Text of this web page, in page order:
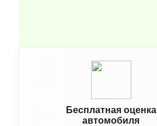
Бесплатная оценка
автомобиля